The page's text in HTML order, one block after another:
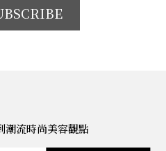
潮流時尚美容觀點